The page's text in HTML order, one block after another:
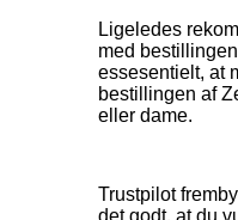
Ligeledes
med
essesentielt, at
bestillingen af
eller dame.
Trustpilot
det godt, at du